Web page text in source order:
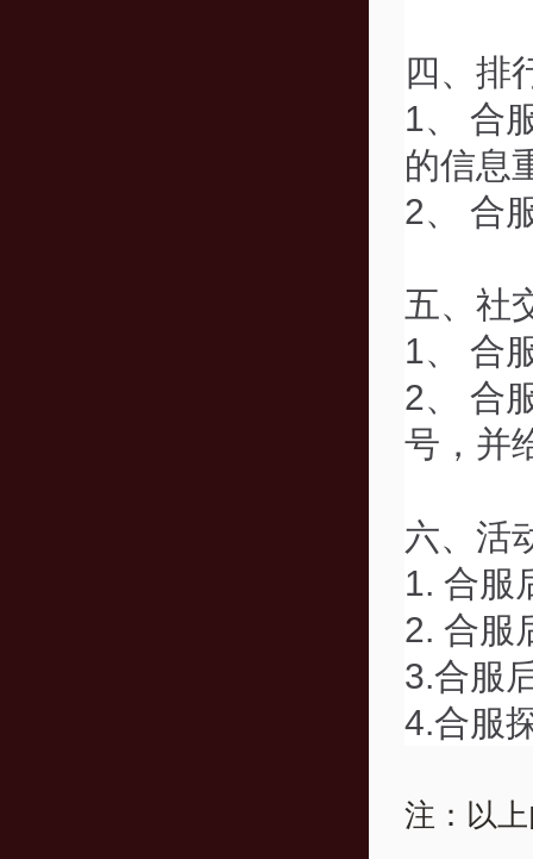
四、排
1、 合
的信息
2、 合
五、社
1、 合
2、 合
号，并
六、活
1. 合服
2. 合服
3.合服
4.合服
注：以